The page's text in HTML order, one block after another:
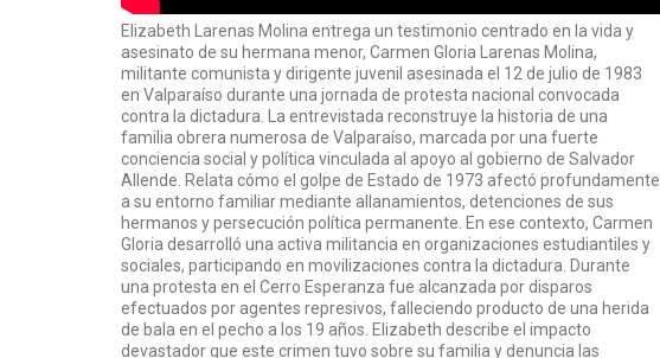
Elizabeth Larenas Molina entrega un testimonio centrado en la vida y
asesinato de su hermana menor, Carmen Gloria Larenas Molina,
militante comunista y dirigente juvenil asesinada el 12 de julio de 1983
en Valparaíso durante una jornada de protesta nacional convocada
contra la dictadura. La entrevistada reconstruye la historia de una
familia obrera numerosa de Valparaíso, marcada por una fuerte
conciencia social y política vinculada al apoyo al gobierno de Salvador
Allende. Relata cómo el golpe de Estado de 1973 afectó profundamente
a su entorno familiar mediante allanamientos, detenciones de sus
hermanos y persecución política permanente. En ese contexto, Carmen
Gloria desarrolló una activa militancia en organizaciones estudiantiles y
sociales, participando en movilizaciones contra la dictadura. Durante
una protesta en el Cerro Esperanza fue alcanzada por disparos
efectuados por agentes represivos, falleciendo producto de una herida
de bala en el pecho a los 19 años. Elizabeth describe el impacto
devastador que este crimen tuvo sobre su familia y denuncia las